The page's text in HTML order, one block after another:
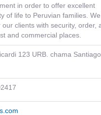
in order to offer excellent
of life to Peruvian families. We
clients with security, order,
and commercial places.
123 URB. chama